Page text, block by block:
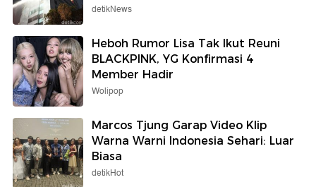
detikNews
Heboh Rumor Lisa Tak Ikut Reuni
BLACKPINK, YG Konfirmasi 4
Member Hadir
Wolipop
Marcos Tjung Garap Video Klip
Warna Warni Indonesia Sehari: Luar
Biasa
detikHot